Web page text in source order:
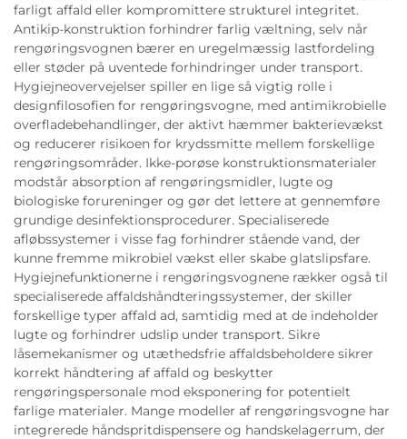
farligt affald eller kompromittere strukturel integritet.
Antikip-konstruktion forhindrer farlig væltning, selv når
rengøringsvognen bærer en uregelmæssig lastfordeling
eller støder på uventede forhindringer under transport.
Hygiejneovervejelser spiller en lige så vigtig rolle i
designfilosofien for rengøringsvogne, med antimikrobielle
overfladebehandlinger, der aktivt hæmmer bakterievækst
og reducerer risikoen for krydssmitte mellem forskellige
rengøringsområder. Ikke-porøse konstruktionsmaterialer
modstår absorption af rengøringsmidler, lugte og
biologiske forureninger og gør det lettere at gennemføre
grundige desinfektionsprocedurer. Specialiserede
afløbssystemer i visse fag forhindrer stående vand, der
kunne fremme mikrobiel vækst eller skabe glatslipsfare.
Hygiejnefunktionerne i rengøringsvognene rækker også til
specialiserede affaldshåndteringssystemer, der skiller
forskellige typer affald ad, samtidig med at de indeholder
lugte og forhindrer udslip under transport. Sikre
låsemekanismer og utæthedsfrie affaldsbeholdere sikrer
korrekt håndtering af affald og beskytter
rengøringspersonale mod eksponering for potentielt
farlige materialer. Mange modeller af rengøringsvogne har
integrerede håndspritdispensere og handskelagerrum, der